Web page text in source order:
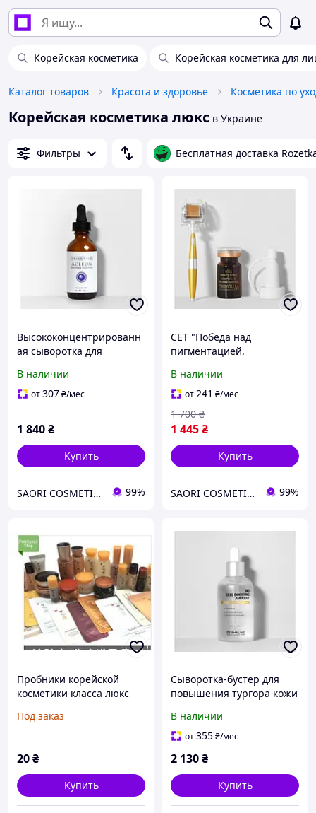
Корейская косметика Корейская косметика для
Каталог товаров Красота и здоровье Косметика по
Корейская косметика люкс в Украине
Фильтры Бесплатная доставка
Высококонцентрированн
ая сыворотка для
склонной к высыпаниям
ACLEON SEBODERM
В наличии
от307₴/мес
1 840₴
Купить
SAORI COSMETICS - Интернет-магазин профессиональной корейской кocмeтики 99%
СЕТ "Победа над
пигментацией.
Pro You M Vita Whitening
Ampoule + Мезороллер
0.5 мм"
В наличии
от241 ₴/мес
1 445₴
1 700 ₴
Купить
SAORI COSMETICS - Интернет-магазин профессиональной корейской кocмeтики 99%
Пробники корейской
косметики класса люкс
Под заказ
20₴
Купить
Сыворотка-бустер для
повышения тургора кожи
Dermaline Bio Cell
Boosting Ampoule
В наличии
от355₴/мес
2 130₴
Купить